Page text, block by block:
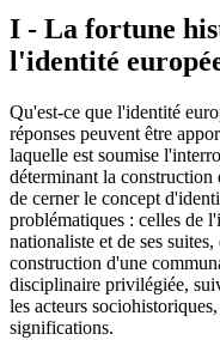
I - La fortune
l'identité
Qu'est-ce que l'identité
réponses peuvent être
laquelle est soumise
déterminant la
de cerner le concept
problématiques : celles de
nationaliste et de ses
construction d'une
disciplinaire privilégiée,
les acteurs
significations.